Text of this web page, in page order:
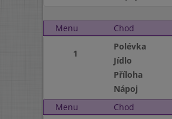
Menu
Chod
1
Polévka
Jídlo
Příloha
Nápoj
Menu
Chod